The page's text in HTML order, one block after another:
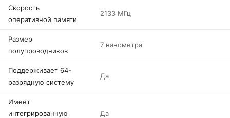
Скорость
оперативной памяти
2133 МГц
Размер
полупроводников
7 нанометра
Поддерживает 64-
разрядную систему
Да
Имеет
интегрированную
Да